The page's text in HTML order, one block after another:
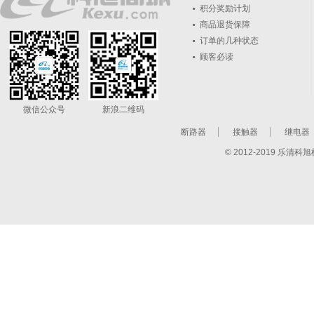
微信公众号 新浪二维码
积分奖励计划
商品退货保障
订单的几种状态
顾客必读
断路器 接触器 继电器
© 2012-2019 乐清科旭